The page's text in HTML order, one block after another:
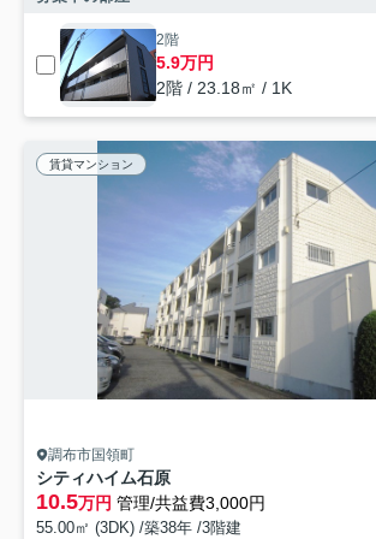
2階
5.9万円
2階 / 23.18㎡ / 1K
賃貸マンション
調布市国領町
シティハイム石原
10.5万円 管理/共益費3,000円
55.00㎡ (3DK) /築38年 /3階建